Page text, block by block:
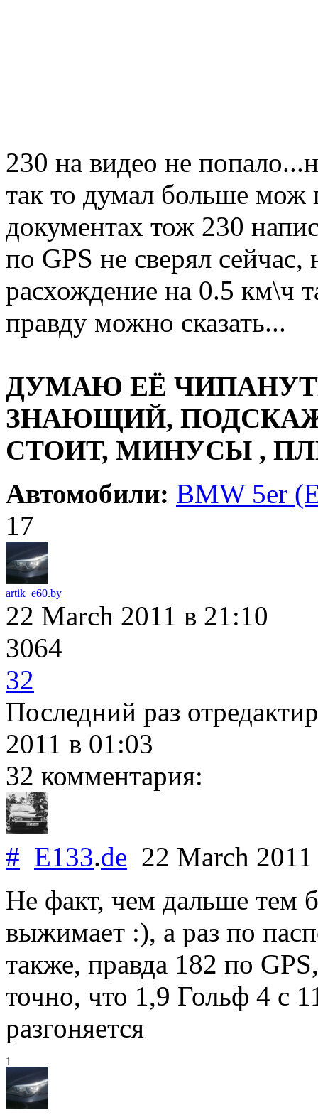
230 на видео не
так то думал больше мож
документах тож 230
по GPS не сверял
расхождение на 0.5 км\ч
правду можно сказать...
ДУМАЮ ЕЁ
ЗНАЮЩИЙ,
СТОИТ, МИНУСЫ ,
Автомобили: BMW 5er
17
artik_e60.by
22 March 2011 в 21:10
3064
32
Последний раз
2011 в 01:03
32 комментария:
# E133.de 22 March
Не факт, чем дальше тем
выжимает :), а раз по
также, правда 182 по
точно, что 1,9 Гольф 4 с
разгоняется
1